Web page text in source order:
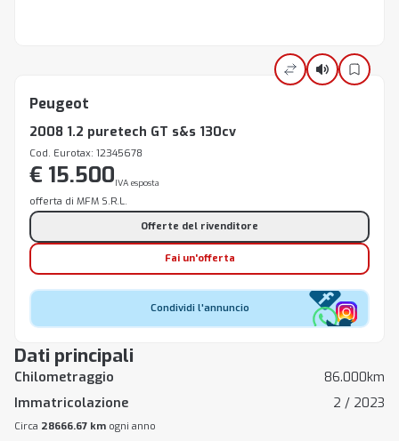
Dati principali
Chilometraggio
86.000km
Immatricolazione
2 / 2023
Circa 28666.67 km ogni anno
Peugeot
2008 1.2 puretech GT s&s 130cv
Cod. Eurotax: 12345678
€ 15.500IVA esposta
offerta di MFM S.R.L.
Offerte del rivenditore
Fai un'offerta
Condividi l'annuncio